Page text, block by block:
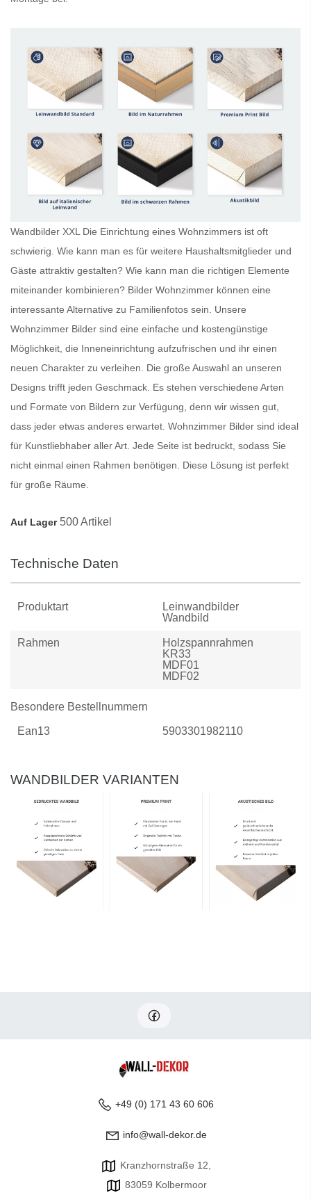
Wandbilder XXL Die Einrichtung eines Wohnzimmers ist oft
schwierig. Wie kann man es für weitere Haushaltsmitglieder und
Gäste attraktiv gestalten? Wie kann man die richtigen Elemente
miteinander kombinieren? Bilder Wohnzimmer können eine
interessante Alternative zu Familienfotos sein. Unsere
Wohnzimmer Bilder sind eine einfache und kostengünstige
Möglichkeit, die Inneneinrichtung aufzufrischen und ihr einen
neuen Charakter zu verleihen. Die große Auswahl an unseren
Designs trifft jeden Geschmack. Es stehen verschiedene Arten
und Formate von Bildern zur Verfügung, denn wir wissen gut,
dass jeder etwas anderes erwartet. Wohnzimmer Bilder sind ideal
für Kunstliebhaber aller Art. Jede Seite ist bedruckt, sodass Sie
nicht einmal einen Rahmen benötigen. Diese Lösung ist perfekt
für große Räume.
Auf Lager 500 Artikel
Technische Daten
Produktart
Leinwandbilder
Wandbild
Rahmen
Holzspannrahmen
KR33
MDF01
MDF02
Besondere Bestellnummern
Ean13 5903301982110
WANDBILDER VARIANTEN
+49 (0) 171 43 60 606
info@wall-dekor.de
Kranzhornstraße 12,
83059 Kolbermoor